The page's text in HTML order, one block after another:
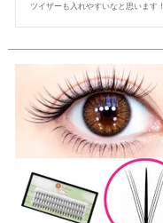
ツイザーも入れやすいなと思います！